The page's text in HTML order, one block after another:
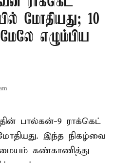
மோதியது; 10
எழும்பிய
பால்கன்-9 ராக்கெட்
இந்த நிகழ்வை
கண்காணித்து